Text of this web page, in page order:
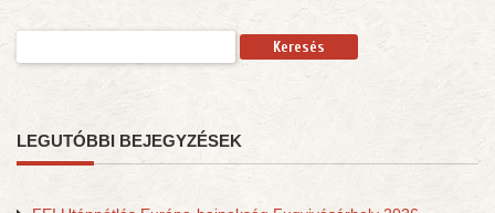
LEGUTÓBBI BEJEGYZÉSEK